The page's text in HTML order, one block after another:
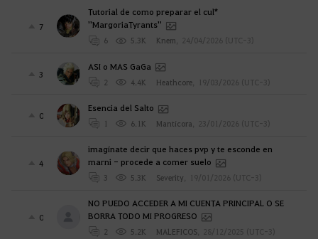
7
Tutorial de como preparar el cul*
''MargoriaTyrants''
6 5.3K Knem 24/04/2026 (UTC-3)
3
ASI o MAS GaGa
2 4.4K Heathcore 19/03/2026 (UTC-3)
0
Esencia del Salto
1 6.1K Mantícora 23/01/2026 (UTC-3)
4
imagínate decir que haces pvp y te esconde en
marni - procede a comer suelo
3 5.3K Severity 19/01/2026 (UTC-3)
0
NO PUEDO ACCEDER A MI CUENTA PRINCIPAL O SE
BORRA TODO MI PROGRESO
2 5.2K MALEFICOS 28/12/2025 (UTC-3)